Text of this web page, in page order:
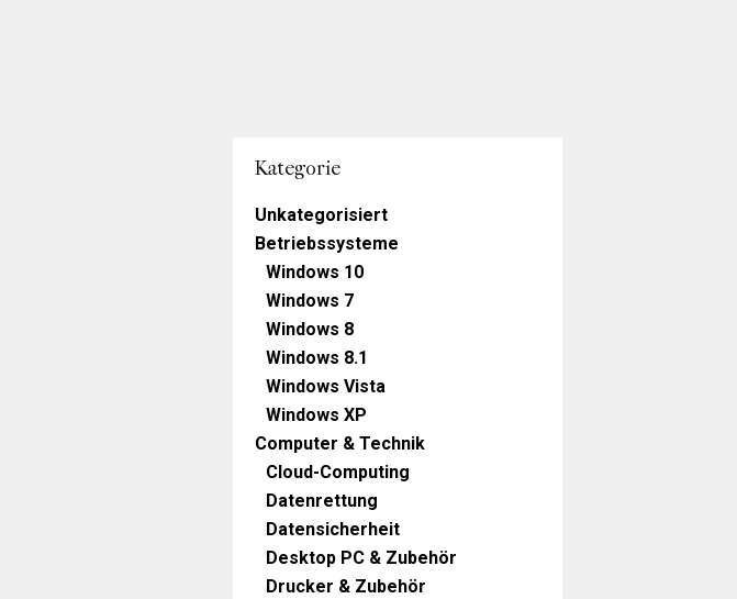
Kategorie
Unkategorisiert
Betriebssysteme
Windows 10
Windows 7
Windows 8
Windows 8.1
Windows Vista
Windows XP
Computer & Technik
Cloud-Computing
Datenrettung
Datensicherheit
Desktop PC & Zubehör
Drucker & Zubehör